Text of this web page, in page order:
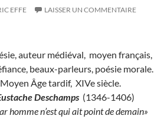
EFFE LAISSER UN COMMENTAIRE
auteur médiéval, moyen français,
beaux-parleurs, poésie morale.
Âge tardif, XIVe siècle.
Deschamps (1346-1406)
homme n’est qui ait point de demain»